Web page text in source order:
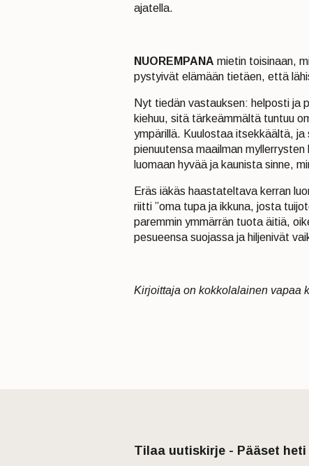
ajatella.
NUOREMPANA mietin toisinaan,
pystyivät elämään tietäen, että
Nyt tiedän vastauksen: helposti ja
kiehuu, sitä tärkeämmältä tuntuu
ympärillä. Kuulostaa itsekkäältä,
pienuutensa maailman
luomaan hyvää ja kaunista sinne,
Eräs iäkäs haastateltava kerran
riitti ”oma tupa ja ikkuna, josta
paremmin ymmärrän tuota äitiä,
pesueensa suojassa ja hiljenivät
Kirjoittaja on kokkolalainen vapaa
Tilaa uutiskirje - Pääset